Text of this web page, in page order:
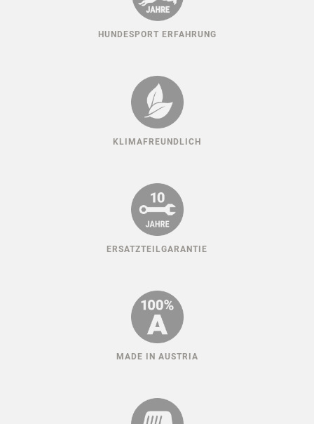
HUNDESPORT ERFAHRUNG
KLIMAFREUNDLICH
ERSATZTEILGARANTIE
MADE IN AUSTRIA